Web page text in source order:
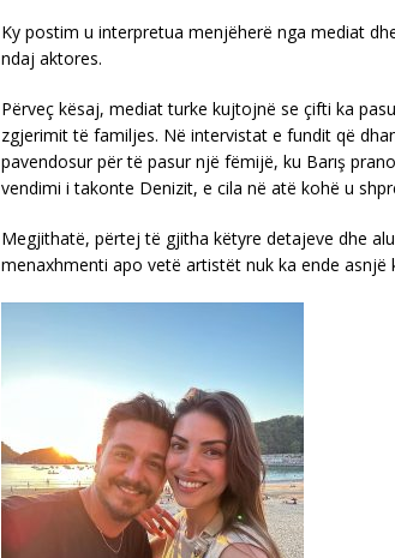
Ky postim u interpretua menjëherë nga mediat
ndaj aktores.
Përveç kësaj, mediat turke kujtojnë se çifti ka
zgjerimit të familjes. Në intervistat e fundit që
pavendosur për të pasur një fëmijë, ku Barış
vendimi i takonte Denizit, e cila në atë kohë u
Megjithatë, përtej të gjitha këtyre detajeve dhe
menaxhmenti apo vetë artistët nuk ka ende